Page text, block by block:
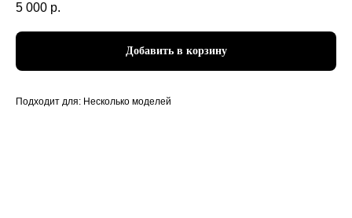
5 000 р.
Добавить в корзину
Подходит для: Несколько моделей